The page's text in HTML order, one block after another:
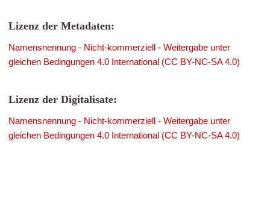
Lizenz der Metadaten:
Namensnennung - Nicht-kommerziell - Weitergabe unter
gleichen Bedingungen 4.0 International (CC BY-NC-SA 4.0)
Lizenz der Digitalisate:
Namensnennung - Nicht-kommerziell - Weitergabe unter
gleichen Bedingungen 4.0 International (CC BY-NC-SA 4.0)